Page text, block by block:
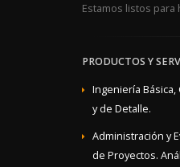
Estamos listos
PRODUCTOS Y
Ingeniería Básica,
y de Detalle.
Administración y
de Proyectos.